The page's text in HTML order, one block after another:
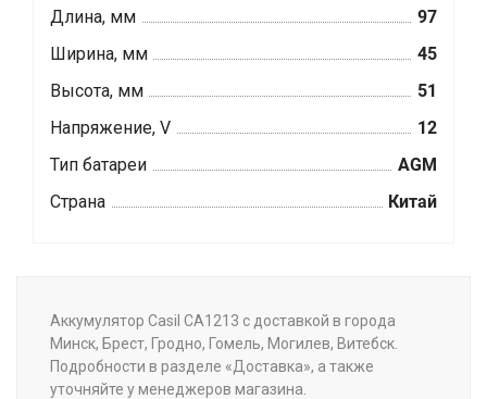
Длина, мм
97
Ширина, мм
45
Высота, мм
51
Напряжение, V
12
Тип батареи
AGM
Страна
Китай
Аккумулятор Casil CA1213 с доставкой в города
Минск, Брест, Гродно, Гомель, Могилев, Витебск.
Подробности в разделе «Доставка», а также
уточняйте у менеджеров магазина.